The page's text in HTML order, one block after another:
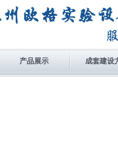
产品展示 成套建设